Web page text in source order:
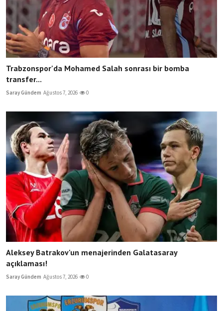
Trabzonspor'da Mohamed Salah sonrası bir bomba
transfer...
Saray Gündem Ağustos 7, 2026 0
Aleksey Batrakov'un menajerinden Galatasaray
açıklaması!
Saray Gündem Ağustos 7, 2026 0